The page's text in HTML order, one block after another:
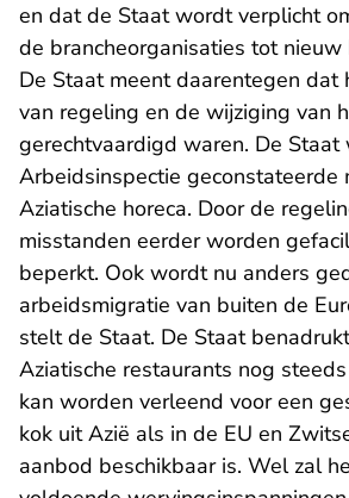
en dat de Staat wordt verplicht
de brancheorganisaties tot
De Staat meent daarentegen dat
van regeling en de wijziging van
gerechtvaardigd waren. De
Arbeidsinspectie geconstateerde
Aziatische horeca. Door de
misstanden eerder worden
beperkt. Ook wordt nu anders
arbeidsmigratie van buiten de
stelt de Staat. De Staat
Aziatische restaurants nog
kan worden verleend voor een
kok uit Azië als in de EU en
aanbod beschikbaar is. Wel zal